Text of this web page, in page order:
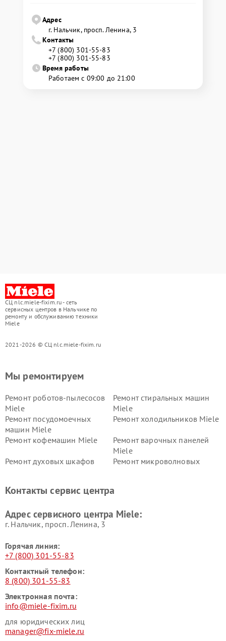
Адрес
г. Нальчик, просп. Ленина, 3
Контакты
+7 (800) 301-55-83
+7 (800) 301-55-83
Время работы
Работаем с 09:00 до 21:00
СЦ nlc.miele-fixim.ru - сеть
сервисных центров в Нальчике по
ремонту и обслуживанию техники
Miele
2021-2026 © СЦ nlc.miele-fixim.ru
Мы ремонтируем
Ремонт роботов-пылесосов
Miele
Ремонт стиральных машин
Miele
Ремонт посудомоечных
машин Miele
Ремонт холодильников Miele
Ремонт кофемашин Miele
Ремонт варочных панелей
Miele
Ремонт духовых шкафов
Ремонт микроволновых
Miele
Miele
пылесосов Miele
Контакты сервис центра
Адрес сервисного центра Miele:
г. Нальчик, просп. Ленина, 3
Горячая линия:
+7 (800) 301-55-83
Контактный телефон:
8 (800) 301-55-83
Электронная почта:
info@miele-fixim.ru
для юридических лиц
manager@fix-miele.ru